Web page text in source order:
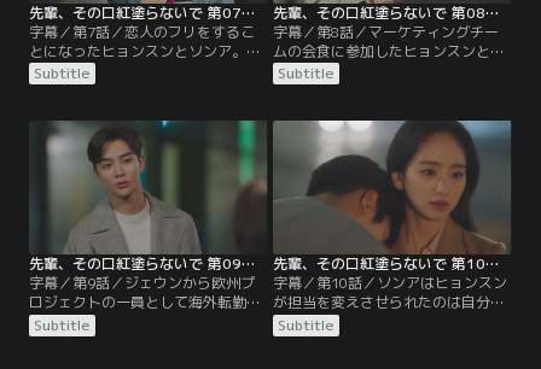
先輩、その口紅塗らないで 第07話／字幕
字幕／第7話／恋人のフリをするこ
とになったヒョンスンとソンア。ヒ
ョンスンのせいでソンアに振られた
と思っているジェシンは、会議でわ
そして、ソンアは公私混同するジェ
シンを避けるようになる。そんなあ
る日、仕事で化粧品売り場を訪れた
ソンアは偶然ヒョジュに出会い…。
Subtitle
先輩、その口紅塗らないで 第08話／字幕
字幕／第8話／マーケティングチー
ムの会食に参加したヒョンスンとソ
ンアだったが、ユ課長のひと言によ
りヒョンスンは社内に好きな人がい
ォン次長を通してヒョンスンに不要
な業務を与える。また、ソンアはイ
ベント会場へ1人で下見に行くが、
そこへジェシンが現れ…。
Subtitle
先輩、その口紅塗らないで 第09話／字幕
字幕／第9話／ジェウンから欧州プ
ロジェクトの一員として海外転勤の
提案をされたソンアだが、ジェシン
から何も聞いておらず返答に困る。
Subtitle
先輩、その口紅塗らないで 第10話／字幕
字幕／第10話／ソンアはヒョンスン
が担当を変えさせられたのは自分の
せいだと責任を感じ、ヒョンスンの
ことが気になり始める。しかし、ヒ
Subtitle